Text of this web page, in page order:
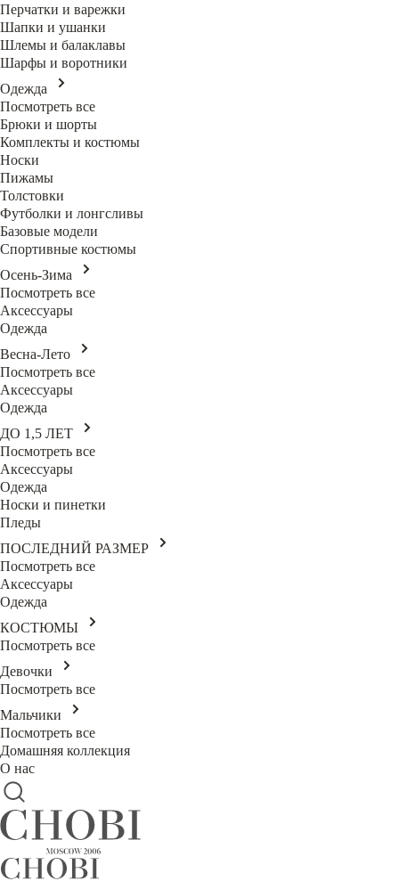
Перчатки и варежки
Шапки и ушанки
Шлемы и балаклавы
Шарфы и воротники
Одежда
Посмотреть все
Брюки и шорты
Комплекты и костюмы
Носки
Пижамы
Толстовки
Футболки и лонгсливы
Базовые модели
Спортивные костюмы
Осень-Зима
Посмотреть все
Аксессуары
Одежда
Весна-Лето
Посмотреть все
Аксессуары
Одежда
ДО 1,5 ЛЕТ
Посмотреть все
Аксессуары
Одежда
Носки и пинетки
Пледы
ПОСЛЕДНИЙ РАЗМЕР
Посмотреть все
Аксессуары
Одежда
КОСТЮМЫ
Посмотреть все
Девочки
Посмотреть все
Мальчики
Посмотреть все
Домашняя коллекция
О нас